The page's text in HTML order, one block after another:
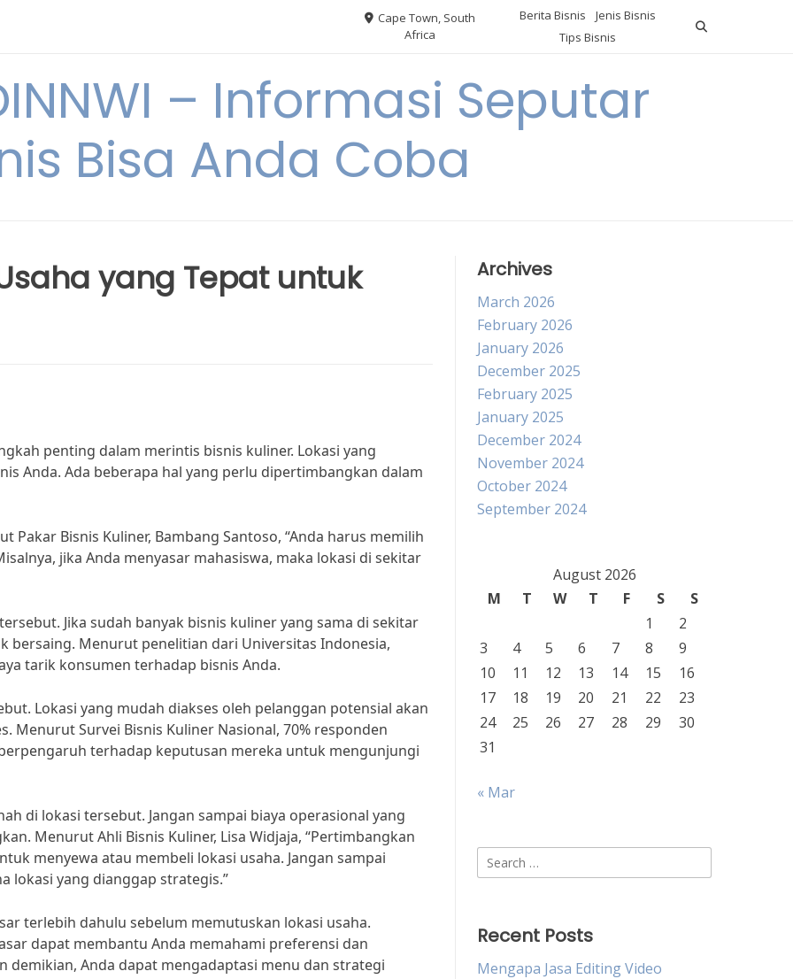
Cape Town, South
Africa
Berita Bisnis
Jenis Bisnis
Tips Bisnis
– Informasi Seputar
Bisa Anda Coba
yang Tepat untuk
penting dalam merintis bisnis kuliner. Lokasi yang
Anda. Ada beberapa hal yang perlu dipertimbangkan dalam
Bisnis Kuliner, Bambang Santoso, “Anda harus memilih
jika Anda menyasar mahasiswa, maka lokasi di sekitar
Jika sudah banyak bisnis kuliner yang sama di sekitar
bersaing. Menurut penelitian dari Universitas Indonesia,
tarik konsumen terhadap bisnis Anda.
Lokasi yang mudah diakses oleh pelanggan potensial akan
Menurut Survei Bisnis Kuliner Nasional, 70% responden
terhadap keputusan mereka untuk mengunjungi
di lokasi tersebut. Jangan sampai biaya operasional yang
Menurut Ahli Bisnis Kuliner, Lisa Widjaja, “Pertimbangkan
menyewa atau membeli lokasi usaha. Jangan sampai
lokasi yang dianggap strategis.”
terlebih dahulu sebelum memutuskan lokasi usaha.
dapat membantu Anda memahami preferensi dan
demikian, Anda dapat mengadaptasi menu dan strategi
Archives
March 2026
February 2026
January 2026
December 2025
February 2025
January 2025
December 2024
November 2024
October 2024
September 2024
August 2026
M
T W T F S
S
1
2
3
4 5 6 7 8
9
10
11 12 13 14 15
16
17
18 19 20 21 22
23
24
25 26 27 28 29
30
31
« Mar
Search
for:
Recent Posts
Mengapa Jasa Editing Video